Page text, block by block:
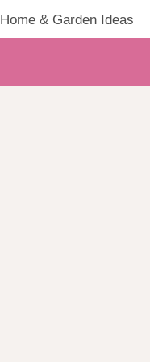
Home & Garden Ideas